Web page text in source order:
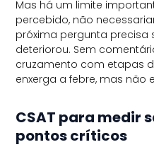
Mas há um limite
percebido, não
próxima pergunta precisa
deteriorou. Sem
cruzamento com etapas
enxerga a febre, mas não
CSAT para medir
pontos críticos